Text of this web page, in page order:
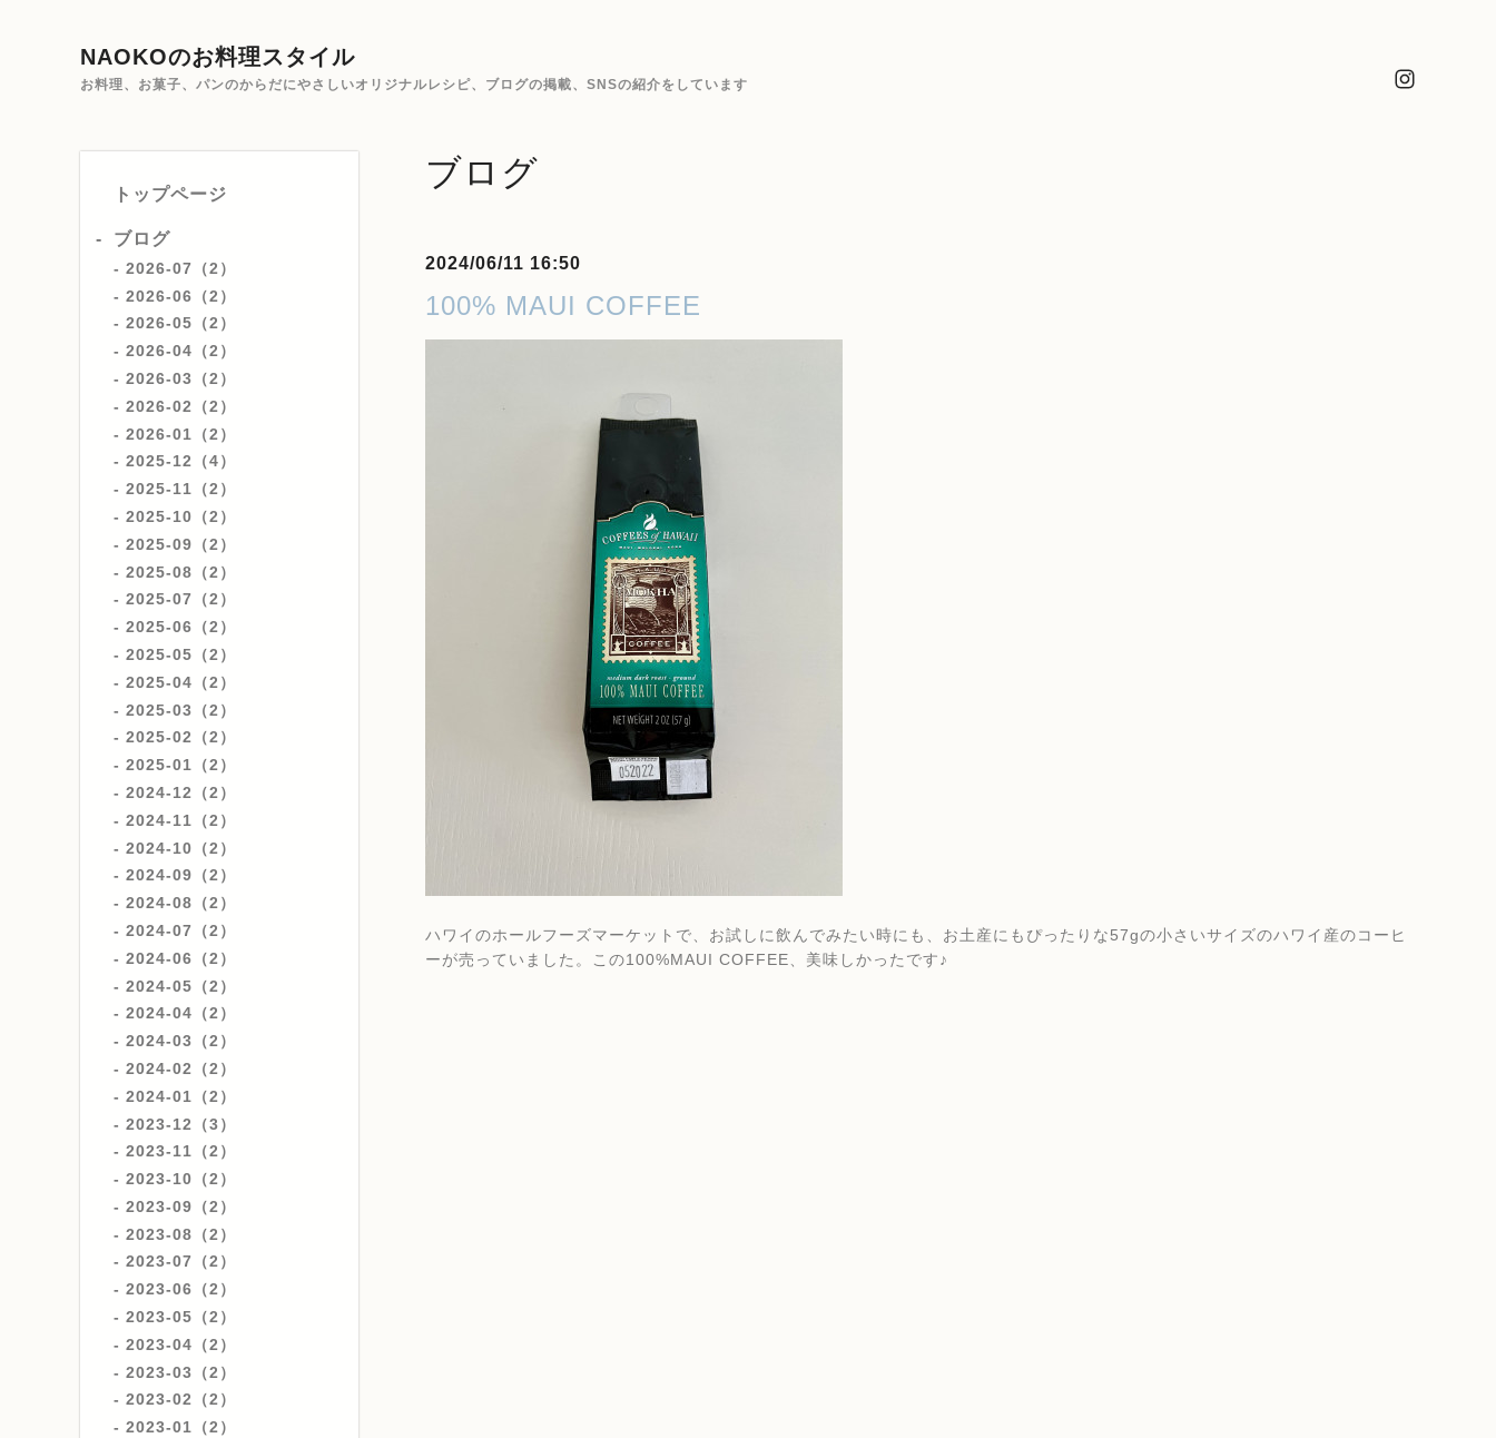
NAOKOのお料理スタイル
お料理、お菓子、パンのからだにやさしいオリジナルレシピ、ブログの掲載、SNSの紹介をしています
トップページ
ブログ
2026-07（2）
2026-06（2）
2026-05（2）
2026-04（2）
2026-03（2）
2026-02（2）
2026-01（2）
2025-12（4）
2025-11（2）
2025-10（2）
2025-09（2）
2025-08（2）
2025-07（2）
2025-06（2）
2025-05（2）
2025-04（2）
2025-03（2）
2025-02（2）
2025-01（2）
2024-12（2）
2024-11（2）
2024-10（2）
2024-09（2）
2024-08（2）
2024-07（2）
2024-06（2）
2024-05（2）
2024-04（2）
2024-03（2）
2024-02（2）
2024-01（2）
2023-12（3）
2023-11（2）
2023-10（2）
2023-09（2）
2023-08（2）
2023-07（2）
2023-06（2）
2023-05（2）
2023-04（2）
2023-03（2）
2023-02（2）
2023-01（2）
ブログ
2024/06/11 16:50
100% MAUI COFFEE
ハワイのホールフーズマーケットで、お試しに飲んでみたい時にも、お土産にもぴったりな57gの小さいサイズのハワイ産のコーヒ
ーが売っていました。この100%MAUI COFFEE、美味しかったです♪